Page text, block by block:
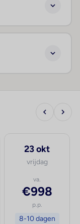
23 okt
vrijdag
va.
€998
p.p.
8-10 dagen